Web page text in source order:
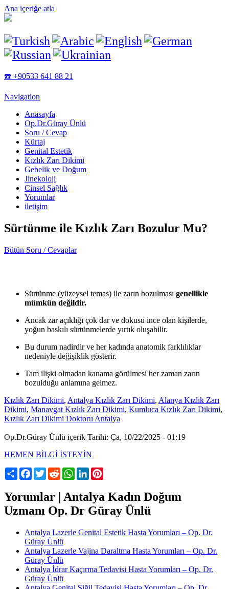
Ana içeriğe atla
☎️ +90533 641 88 21
Navigation
Anasayfa
Op.Dr.Güray Ünlü
Soru / Cevap
Kürtaj
Genital Estetik
Kızlık Zarı Dikimi
Gebelik ve Doğum
Jinekoloji
Cinsel Sağlık
Yorumlar
iletişim
Sürtünme ile Kızlık Zarı Bozulur Mu?
Bütün Soru / Cevaplar
Sürtünme (yüzeysel temas) ile zarın bozulması genellikle
mümkün değildir.
Ancak zar açıklığı çok dar ve dokusu ince olan kişilerde,
yoğun baskılı sürtünmelerde yırtık oluşabilir.
Bu durum nadirdir ve her kadında anatomik farklılıklar
nedeniyle değişiklik gösterir.
Tam ilişki olmadan kanama görülmesi her zaman zarın
bozulduğu anlamına gelmez.
Kızlık Zarı Dikimi, Antalya Kızlık Zarı Dikimi, Alanya Kızlık Zarı
Dikimi, Manavgat Kızlık Zarı Dikimi, Kumluca Kızlık Zarı Dikimi,
Kızlık Zarı Dikimi Doktoru Antalya
Op.Dr.Güray Ünlü içerik Tarihi: Ça, 10/22/2025 - 01:19
HEMEN BİLGİ İSTEYİN
ShareFacebook
TwitterRedditWhatsApp
LinkedIn
Yorumlar | Antalya Kadın Doğum
Uzmanı Op. Dr Güray Ünlü
Antalya Lazerle Genital Estetik Hasta Yorumları – Op. Dr.
Güray Ünlü
Antalya Lazerle Vajina Daraltma Hasta Yorumları – Op. Dr.
Güray Ünlü
Antalya İdrar Kaçırma Tedavisi Hasta Yorumları – Op. Dr.
Güray Ünlü